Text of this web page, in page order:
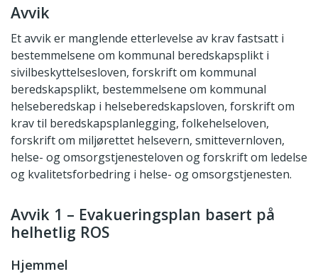
Avvik
Et avvik er manglende etterlevelse av krav fastsatt i
bestemmelsene om kommunal beredskapsplikt i
sivilbeskyttelsesloven, forskrift om kommunal
beredskapsplikt, bestemmelsene om kommunal
helseberedskap i helseberedskapsloven, forskrift om
krav til beredskapsplanlegging, folkehelseloven,
forskrift om miljørettet helsevern, smittevernloven,
helse- og omsorgstjenesteloven og forskrift om ledelse
og kvalitetsforbedring i helse- og omsorgstjenesten.
Avvik 1 – Evakueringsplan basert på
helhetlig ROS
Hjemmel